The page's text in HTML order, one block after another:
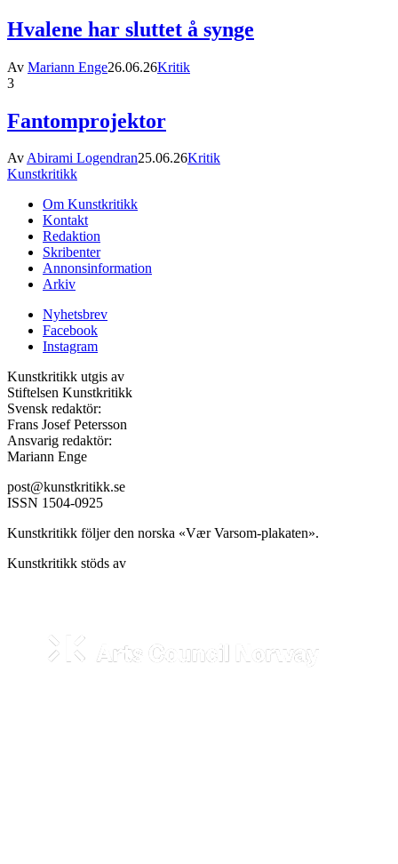
Hvalene har sluttet å synge
Av Mariann Enge26.06.26Kritik
3
Fantomprojektor
AvAbirami Logendran25.06.26Kritik
Kunstkritikk
Om Kunstkritikk
Kontakt
Redaktion
Skribenter
Annonsinformation
Arkiv
Nyhetsbrev
Facebook
Instagram
Kunstkritikk utgis av
Stiftelsen Kunstkritikk
Svensk redaktör:
Frans Josef Petersson
Ansvarig redaktör:
Mariann Enge
post@kunstkritikk.se
ISSN 1504-0925
Kunstkritikk följer den norska «Vær Varsom-plakaten».
Kunstkritikk stöds av